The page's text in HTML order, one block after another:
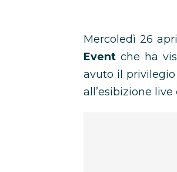
Mercoledì 26
Event che ha
avuto il
all’esibizione live